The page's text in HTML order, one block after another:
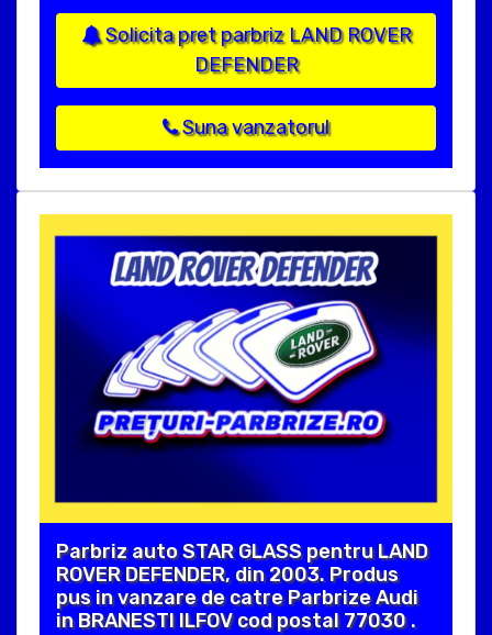
Solicita pret parbriz LAND ROVER
DEFENDER
Suna vanzatorul
Parbriz auto STAR GLASS pentru LAND
ROVER DEFENDER, din 2003. Produs
pus in vanzare de catre Parbrize Audi
in BRANESTI ILFOV cod postal 77030 .